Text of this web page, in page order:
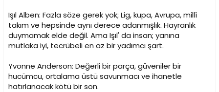
Işıl Alben: Fazla söze gerek yok; Lig, kupa, Avrupa, millî
takım ve hepsinde aynı derece adanmışlık. Hayranlık
duymamak elde değil. Ama Işıl' da insan; yanına
mutlaka iyi, tecrübeli en az bir yadımcı şart.
Yvonne Anderson: Değerli bir parça, güveniler bir
hucümcu, ortalama üstü savunmacı ve ihanetle
hatırlanacak kötü bir son.